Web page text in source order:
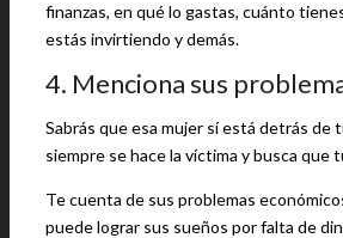
finanzas, en qué lo gastas, cuánto
estás invirtiendo y demás.
4. Menciona sus
Sabrás que esa mujer sí está detrás de
siempre se hace la víctima y busca que
Te cuenta de sus problemas
puede lograr sus sueños por falta de